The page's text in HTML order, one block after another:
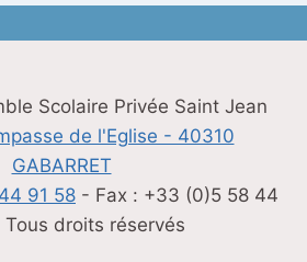
Scolaire Privée Saint Jean
de l'Eglise - 40310
GABARRET
91 58 - Fax : +33 (0)5 58 44
droits réservés